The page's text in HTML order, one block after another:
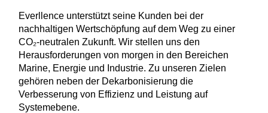
Everllence unterstützt seine Kunden bei der
nachhaltigen Wertschöpfung auf dem Weg zu einer
CO₂-neutralen Zukunft. Wir stellen uns den
Herausforderungen von morgen in den Bereichen
Marine, Energie und Industrie. Zu unseren Zielen
gehören neben der Dekarbonisierung die
Verbesserung von Effizienz und Leistung auf
Systemebene.